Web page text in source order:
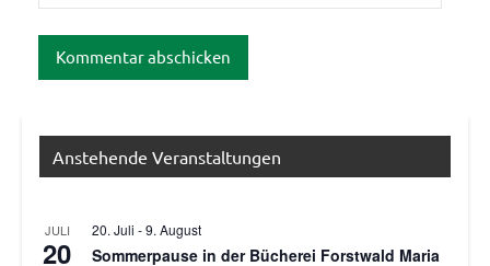
Anstehende Veranstaltungen
JULI
20
20. Juli -9. August
Sommerpause in der Bücherei Forstwald Maria